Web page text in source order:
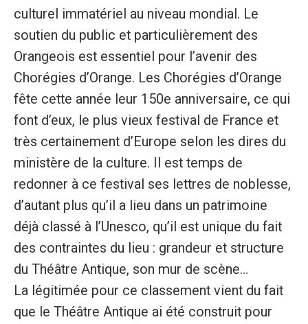
culturel immatériel au niveau mondial. Le
soutien du public et particulièrement des
Orangeois est essentiel pour l’avenir des
Chorégies d’Orange. Les Chorégies d’Orange
fête cette année leur 150e anniversaire, ce qui
font d’eux, le plus vieux festival de France et
très certainement d’Europe selon les dires du
ministère de la culture. Il est temps de
redonner à ce festival ses lettres de noblesse,
d’autant plus qu’il a lieu dans un patrimoine
déjà classé à l’Unesco, qu’il est unique du fait
des contraintes du lieu : grandeur et structure
du Théâtre Antique, son mur de scène…
La légitimée pour ce classement vient du fait
que le Théâtre Antique ai été construit pour